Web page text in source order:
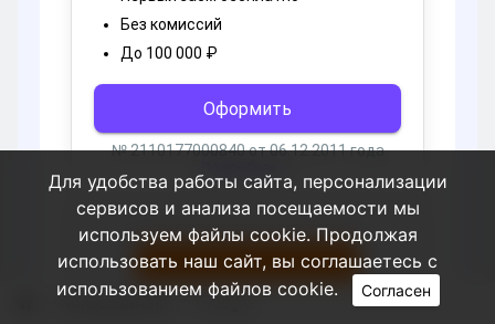
Пользователи Fintegra
Для удобства работы сайта, персонализации
сервисов и анализа посещаемости мы
используем файлы cookie. Продолжая
использовать наш сайт, вы соглашаетесь с
использованием файлов cookie.
Согласен